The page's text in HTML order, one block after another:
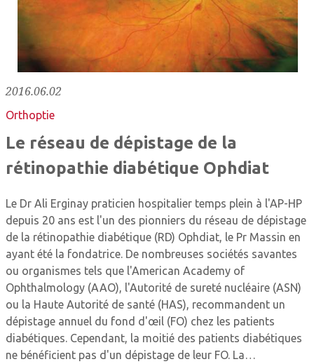
2016.06.02
Orthoptie
Le réseau de dépistage de la
rétinopathie diabétique Ophdiat
Le Dr Ali Erginay praticien hospitalier temps plein à l'AP-HP
depuis 20 ans est l'un des pionniers du réseau de dépistage
de la rétinopathie diabétique (RD) Ophdiat, le Pr Massin en
ayant été la fondatrice. De nombreuses sociétés savantes
ou organismes tels que l'American Academy of
Ophthalmology (AAO), l'Autorité de sureté nucléaire (ASN)
ou la Haute Autorité de santé (HAS), recommandent un
dépistage annuel du fond d'œil (FO) chez les patients
diabétiques. Cependant, la moitié des patients diabétiques
ne bénéficient pas d'un dépistage de leur FO. La…